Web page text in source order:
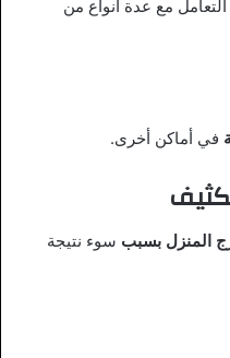
مع عدة أنواع من
في أماكن أخرى.
المنزل بسبب سوء نتيجة